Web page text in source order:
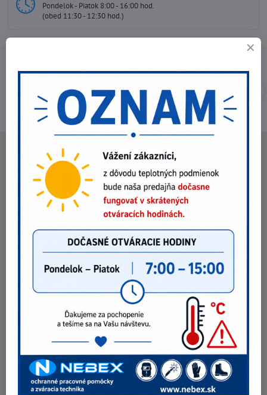
Pondelok - Piatok 8:00 - 16:00 hod.
(obed 11:30 - 12:30 hod.)
NEBEX s.r.o.
O spoločnosti
Kontakt
Fakturačné údaje
POZRI NA ZĽAVY !